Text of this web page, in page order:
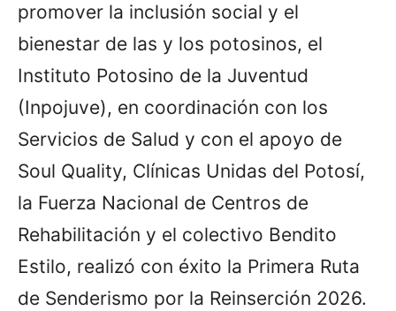
promover la inclusión social y el
bienestar de las y los potosinos, el
Instituto Potosino de la Juventud
(Inpojuve), en coordinación con los
Servicios de Salud y con el apoyo de
Soul Quality, Clínicas Unidas del Potosí,
la Fuerza Nacional de Centros de
Rehabilitación y el colectivo Bendito
Estilo, realizó con éxito la Primera Ruta
de Senderismo por la Reinserción 2026.